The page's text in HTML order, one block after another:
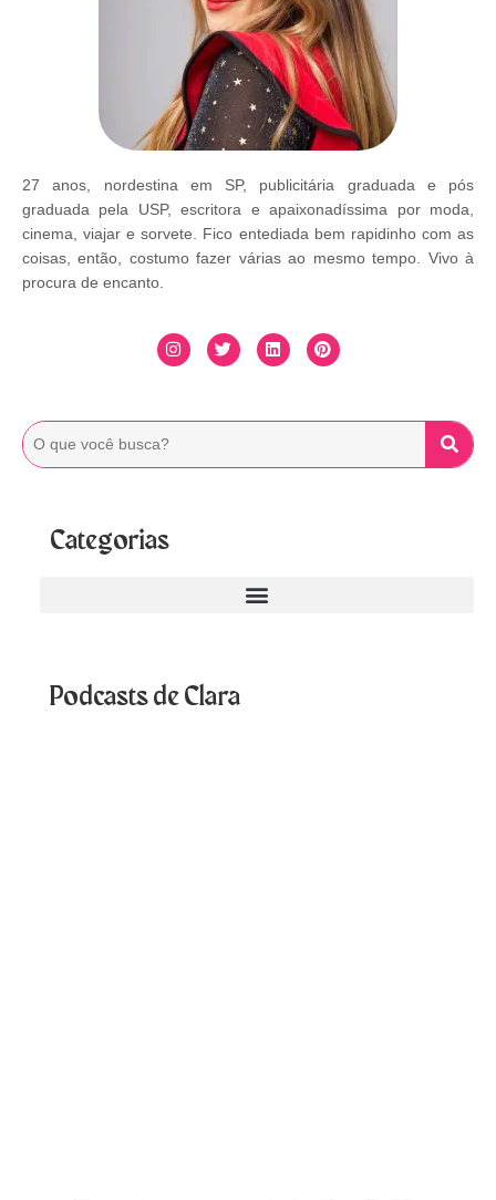
27 anos, nordestina em SP, publicitária graduada e pós
graduada pela USP, escritora e apaixonadíssima por moda,
cinema, viajar e sorvete. Fico entediada bem rapidinho com as
coisas, então, costumo fazer várias ao mesmo tempo. Vivo à
procura de encanto.
Categorias
Podcasts de Clara